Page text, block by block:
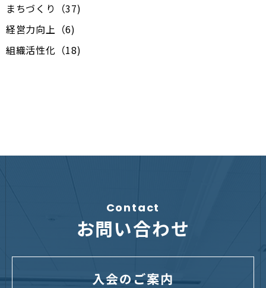
まちづくり（37)
経営力向上（6)
組織活性化（18)
Contact
お問い合わせ
入会のご案内